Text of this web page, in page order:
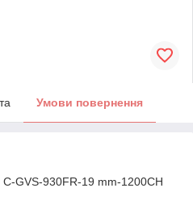
Умови повернення
C-GVS-930FR-19 mm-1200CH